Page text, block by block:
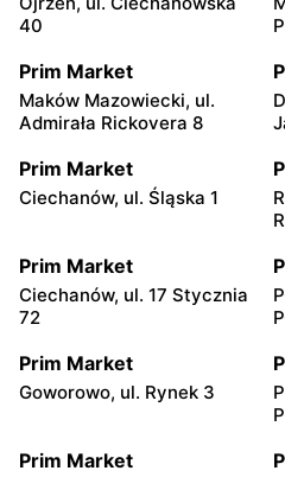
40
Prim Market
Maków Mazowiecki, ul.
Admirała Rickovera 8
Prim Market
Ciechanów, ul. Śląska 1
Prim Market
Ciechanów, ul. 17 Stycznia
72
Prim Market
Goworowo, ul. Rynek 3
Prim Market